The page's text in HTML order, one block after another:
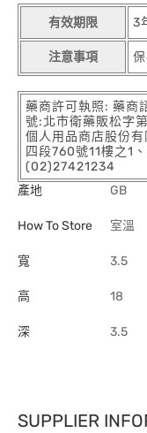
有效期限 3
注意事項
藥商許可執照: 藥
號:北市衛藥販松字
個人用品商店股份
四段760號11樓之1
(02)27421234
產地
GB
How To Store 室溫
寬 3.5
高 18
深 3.5
SUPPLIER